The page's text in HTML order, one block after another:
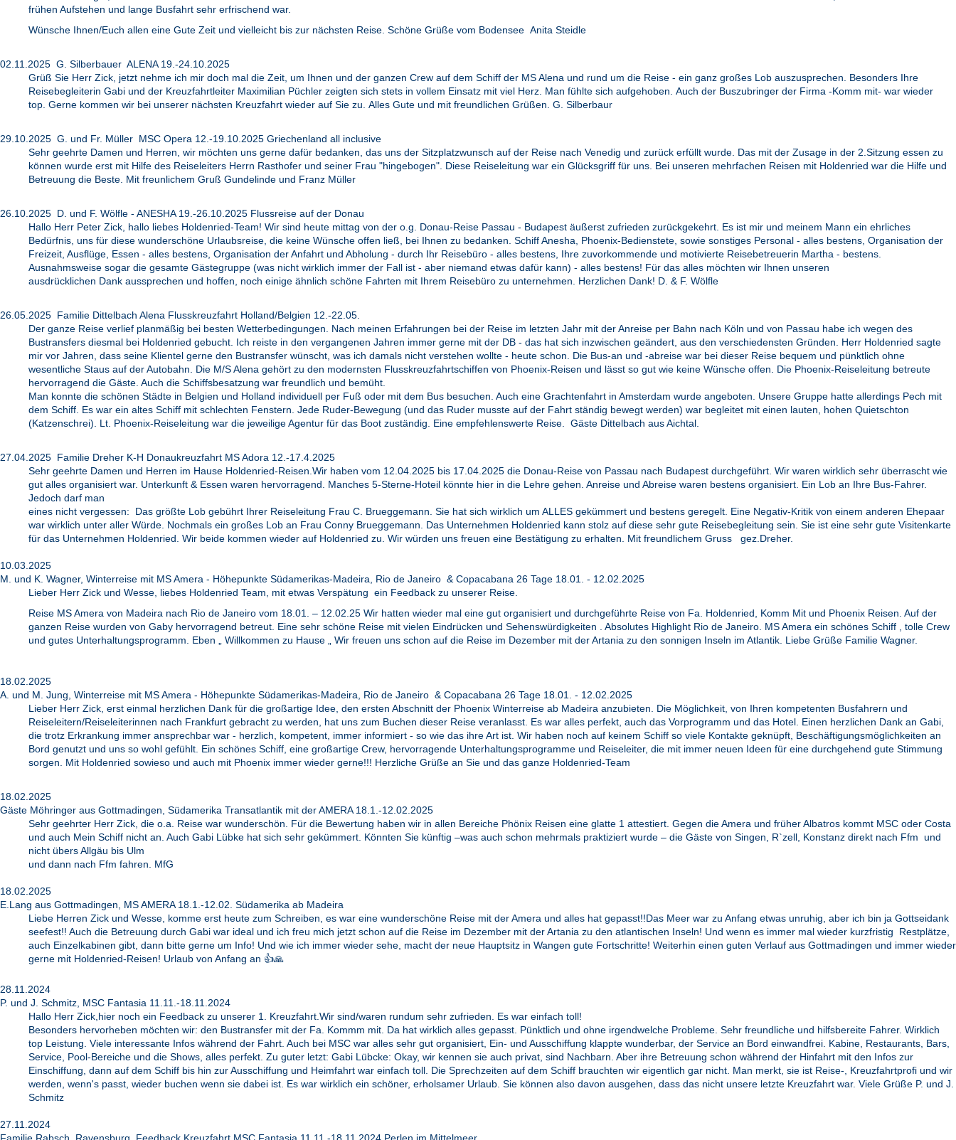
frühen Aufstehen und lange Busfahrt sehr erfrischend war.
Wünsche Ihnen/Euch allen eine Gute Zeit und vielleicht bis zur nächsten Reise. Schöne Grüße vom Bodensee Anita Steidle
02.11.2025 G. Silberbauer ALENA 19.-24.10.2025
Grüß Sie Herr Zick, jetzt nehme ich mir doch mal die Zeit, um Ihnen und der ganzen Crew auf dem Schiff der MS Alena und rund um die Reise - ein ganz großes Lob auszusprechen. Besonders Ihre
Reisebegleiterin Gabi und der Kreuzfahrtleiter Maximilian Püchler zeigten sich stets in vollem Einsatz mit viel Herz. Man fühlte sich aufgehoben. Auch der Buszubringer der Firma -Komm mit- war wieder
top. Gerne kommen wir bei unserer nächsten Kreuzfahrt wieder auf Sie zu. Alles Gute und mit freundlichen Grüßen. G. Silberbaur
29.10.2025 G. und Fr. Müller MSC Opera 12.-19.10.2025 Griechenland all inclusive
Sehr geehrte Damen und Herren, wir möchten uns gerne dafür bedanken, das uns der Sitzplatzwunsch auf der Reise nach Venedig und zurück erfüllt wurde. Das mit der Zusage in der 2.Sitzung essen zu
können wurde erst mit Hilfe des Reiseleiters Herrn Rasthofer und seiner Frau "hingebogen". Diese Reiseleitung war ein Glücksgriff für uns. Bei unseren mehrfachen Reisen mit Holdenried war die Hilfe und
Betreuung die Beste. Mit freunlichem Gruß Gundelinde und Franz Müller
26.10.2025 D. und F. Wölfle - ANESHA 19.-26.10.2025 Flussreise auf der Donau
Hallo Herr Peter Zick, hallo liebes Holdenried-Team! Wir sind heute mittag von der o.g. Donau-Reise Passau - Budapest äußerst zufrieden zurückgekehrt. Es ist mir und meinem Mann ein ehrliches
Bedürfnis, uns für diese wunderschöne Urlaubsreise, die keine Wünsche offen ließ, bei Ihnen zu bedanken. Schiff Anesha, Phoenix-Bedienstete, sowie sonstiges Personal - alles bestens, Organisation der
Freizeit, Ausflüge, Essen - alles bestens, Organisation der Anfahrt und Abholung - durch Ihr Reisebüro - alles bestens, Ihre zuvorkommende und motivierte Reisebetreuerin Martha - bestens.
Ausnahmsweise sogar die gesamte Gästegruppe (was nicht wirklich immer der Fall ist - aber niemand etwas dafür kann) - alles bestens! Für das alles möchten wir Ihnen unseren
ausdrücklichen Dank aussprechen und hoffen, noch einige ähnlich schöne Fahrten mit Ihrem Reisebüro zu unternehmen. Herzlichen Dank! D. & F. Wölfle
26.05.2025 Familie Dittelbach Alena Flusskreuzfahrt Holland/Belgien 12.-22.05.
Der ganze Reise verlief planmäßig bei besten Wetterbedingungen. Nach meinen Erfahrungen bei der Reise im letzten Jahr mit der Anreise per Bahn nach Köln und von Passau habe ich wegen des
Bustransfers diesmal bei Holdenried gebucht. Ich reiste in den vergangenen Jahren immer gerne mit der DB - das hat sich inzwischen geändert, aus den verschiedensten Gründen. Herr Holdenried sagte
mir vor Jahren, dass seine Klientel gerne den Bustransfer wünscht, was ich damals nicht verstehen wollte - heute schon. Die Bus-an und -abreise war bei dieser Reise bequem und pünktlich ohne
wesentliche Staus auf der Autobahn. Die M/S Alena gehört zu den modernsten Flusskreuzfahrtschiffen von Phoenix-Reisen und lässt so gut wie keine Wünsche offen. Die Phoenix-Reiseleitung betreute
hervorragend die Gäste. Auch die Schiffsbesatzung war freundlich und bemüht.
Man konnte die schönen Städte in Belgien und Holland individuell per Fuß oder mit dem Bus besuchen. Auch eine Grachtenfahrt in Amsterdam wurde angeboten. Unsere Gruppe hatte allerdings Pech mit
dem Schiff. Es war ein altes Schiff mit schlechten Fenstern. Jede Ruder-Bewegung (und das Ruder musste auf der Fahrt ständig bewegt werden) war begleitet mit einen lauten, hohen Quietschton
(Katzenschrei). Lt. Phoenix-Reiseleitung war die jeweilige Agentur für das Boot zuständig. Eine empfehlenswerte Reise. Gäste Dittelbach aus Aichtal.
27.04.2025 Familie Dreher K-H Donaukreuzfahrt MS Adora 12.-17.4.2025
Sehr geehrte Damen und Herren im Hause Holdenried-Reisen.Wir haben vom 12.04.2025 bis 17.04.2025 die Donau-Reise von Passau nach Budapest durchgeführt. Wir waren wirklich sehr überrascht wie
gut alles organisiert war. Unterkunft & Essen waren hervorragend. Manches 5-Sterne-Hoteil könnte hier in die Lehre gehen. Anreise und Abreise waren bestens organisiert. Ein Lob an Ihre Bus-Fahrer.
Jedoch darf man
eines nicht vergessen: Das größte Lob gebührt Ihrer Reiseleitung Frau C. Brueggemann. Sie hat sich wirklich um ALLES gekümmert und bestens geregelt. Eine Negativ-Kritik von einem anderen Ehepaar
war wirklich unter aller Würde. Nochmals ein großes Lob an Frau Conny Brueggemann. Das Unternehmen Holdenried kann stolz auf diese sehr gute Reisebegleitung sein. Sie ist eine sehr gute Visitenkarte
für das Unternehmen Holdenried. Wir beide kommen wieder auf Holdenried zu. Wir würden uns freuen eine Bestätigung zu erhalten. Mit freundlichem Gruss gez.Dreher.
10.03.2025
M. und K. Wagner, Winterreise mit MS Amera - Höhepunkte Südamerikas-Madeira, Rio de Janeiro & Copacabana 26 Tage 18.01. - 12.02.2025
Lieber Herr Zick und Wesse, liebes Holdenried Team, mit etwas Verspätung ein Feedback zu unserer Reise.
Reise MS Amera von Madeira nach Rio de Janeiro vom 18.01. – 12.02.25 Wir hatten wieder mal eine gut organisiert und durchgeführte Reise von Fa. Holdenried, Komm Mit und Phoenix Reisen. Auf der
ganzen Reise wurden von Gaby hervorragend betreut. Eine sehr schöne Reise mit vielen Eindrücken und Sehenswürdigkeiten . Absolutes Highlight Rio de Janeiro. MS Amera ein schönes Schiff , tolle Crew
und gutes Unterhaltungsprogramm. Eben „ Willkommen zu Hause „ Wir freuen uns schon auf die Reise im Dezember mit der Artania zu den sonnigen Inseln im Atlantik. Liebe Grüße Familie Wagner.
18.02.2025
A. und M. Jung, Winterreise mit MS Amera - Höhepunkte Südamerikas-Madeira, Rio de Janeiro & Copacabana 26 Tage 18.01. - 12.02.2025
Lieber Herr Zick, erst einmal herzlichen Dank für die großartige Idee, den ersten Abschnitt der Phoenix Winterreise ab Madeira anzubieten. Die Möglichkeit, von Ihren kompetenten Busfahrern und
Reiseleitern/Reiseleiterinnen nach Frankfurt gebracht zu werden, hat uns zum Buchen dieser Reise veranlasst. Es war alles perfekt, auch das Vorprogramm und das Hotel. Einen herzlichen Dank an Gabi,
die trotz Erkrankung immer ansprechbar war - herzlich, kompetent, immer informiert - so wie das ihre Art ist. Wir haben noch auf keinem Schiff so viele Kontakte geknüpft, Beschäftigungsmöglichkeiten an
Bord genutzt und uns so wohl gefühlt. Ein schönes Schiff, eine großartige Crew, hervorragende Unterhaltungsprogramme und Reiseleiter, die mit immer neuen Ideen für eine durchgehend gute Stimmung
sorgen. Mit Holdenried sowieso und auch mit Phoenix immer wieder gerne!!! Herzliche Grüße an Sie und das ganze Holdenried-Team
18.02.2025
Gäste Möhringer aus Gottmadingen, Südamerika Transatlantik mit der AMERA 18.1.-12.02.2025
Sehr geehrter Herr Zick, die o.a. Reise war wunderschön. Für die Bewertung haben wir in allen Bereiche Phönix Reisen eine glatte 1 attestiert. Gegen die Amera und früher Albatros kommt MSC oder Costa
und auch Mein Schiff nicht an. Auch Gabi Lübke hat sich sehr gekümmert. Könnten Sie künftig –was auch schon mehrmals praktiziert wurde – die Gäste von Singen, R`zell, Konstanz direkt nach Ffm und
nicht übers Allgäu bis Ulm
und dann nach Ffm fahren. MfG
18.02.2025
E.Lang aus Gottmadingen, MS AMERA 18.1.-12.02. Südamerika ab Madeira
Liebe Herren Zick und Wesse, komme erst heute zum Schreiben, es war eine wunderschöne Reise mit der Amera und alles hat gepasst!!Das Meer war zu Anfang etwas unruhig, aber ich bin ja Gottseidank
seefest!! Auch die Betreuung durch Gabi war ideal und ich freu mich jetzt schon auf die Reise im Dezember mit der Artania zu den atlantischen Inseln! Und wenn es immer mal wieder kurzfristig Restplätze,
auch Einzelkabinen gibt, dann bitte gerne um Info! Und wie ich immer wieder sehe, macht der neue Hauptsitz in Wangen gute Fortschritte! Weiterhin einen guten Verlauf aus Gottmadingen und immer wieder
gerne mit Holdenried-Reisen! Urlaub von Anfang an 👍🙏
28.11.2024
P. und J. Schmitz, MSC Fantasia 11.11.-18.11.2024
Hallo Herr Zick,hier noch ein Feedback zu unserer 1. Kreuzfahrt.Wir sind/waren rundum sehr zufrieden. Es war einfach toll!
Besonders hervorheben möchten wir: den Bustransfer mit der Fa. Kommm mit. Da hat wirklich alles gepasst. Pünktlich und ohne irgendwelche Probleme. Sehr freundliche und hilfsbereite Fahrer. Wirklich
top Leistung. Viele interessante Infos während der Fahrt. Auch bei MSC war alles sehr gut organisiert, Ein- und Ausschiffung klappte wunderbar, der Service an Bord einwandfrei. Kabine, Restaurants, Bars,
Service, Pool-Bereiche und die Shows, alles perfekt. Zu guter letzt: Gabi Lübcke: Okay, wir kennen sie auch privat, sind Nachbarn. Aber ihre Betreuung schon während der Hinfahrt mit den Infos zur
Einschiffung, dann auf dem Schiff bis hin zur Ausschiffung und Heimfahrt war einfach toll. Die Sprechzeiten auf dem Schiff brauchten wir eigentlich gar nicht. Man merkt, sie ist Reise-, Kreuzfahrtprofi und wir
werden, wenn's passt, wieder buchen wenn sie dabei ist. Es war wirklich ein schöner, erholsamer Urlaub. Sie können also davon ausgehen, dass das nicht unsere letzte Kreuzfahrt war. Viele Grüße P. und J.
Schmitz
27.11.2024